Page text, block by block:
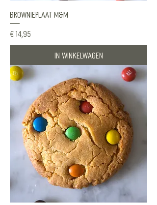
Brownieplaat M&M
Prijs
€ 14,95
In winkelwagen